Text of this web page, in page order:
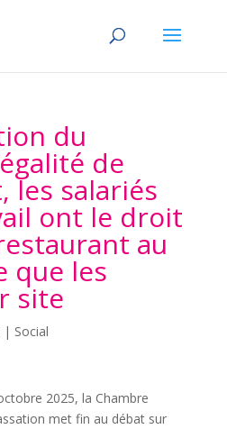
du
de
les salariés
ont le droit
au
que les
site
| Social
2025, la Chambre
met fin au débat sur